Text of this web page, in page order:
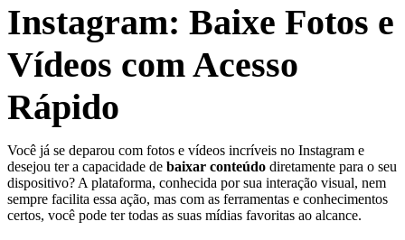
Instagram: Baixe Fotos e
Vídeos com Acesso
Rápido
Você já se deparou com fotos e vídeos incríveis no Instagram e
desejou ter a capacidade de baixar conteúdo diretamente para o seu
dispositivo? A plataforma, conhecida por sua interação visual, nem
sempre facilita essa ação, mas com as ferramentas e conhecimentos
certos, você pode ter todas as suas mídias favoritas ao alcance.